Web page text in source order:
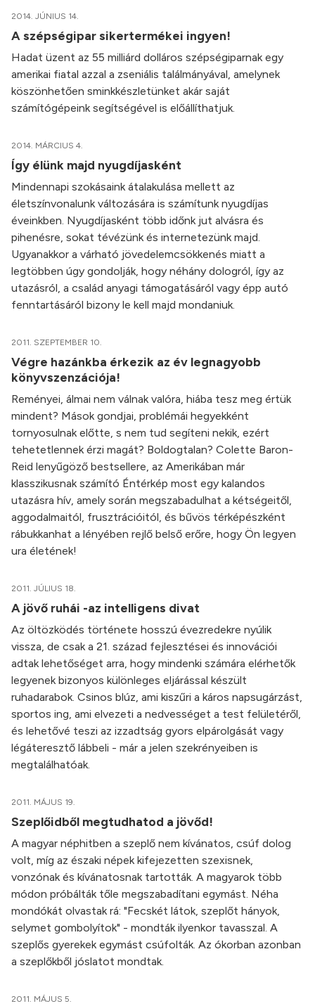
2014. JÚNIUS 14.
A szépségipar sikertermékei ingyen!
Hadat üzent az 55 milliárd dolláros szépségiparnak egy
amerikai fiatal azzal a zseniális találmányával, amelynek
köszönhetően sminkkészletünket akár saját
számítógépeink segítségével is előállíthatjuk.
2014. MÁRCIUS 4.
Így élünk majd nyugdíjasként
Mindennapi szokásaink átalakulása mellett az
életszínvonalunk változására is számítunk nyugdíjas
éveinkben. Nyugdíjasként több időnk jut alvásra és
pihenésre, sokat tévézünk és internetezünk majd.
Ugyanakkor a várható jövedelemcsökkenés miatt a
legtöbben úgy gondolják, hogy néhány dologról, így az
utazásról, a család anyagi támogatásáról vagy épp autó
fenntartásáról bizony le kell majd mondaniuk.
2011. SZEPTEMBER 10.
Végre hazánkba érkezik az év legnagyobb
könyvszenzációja!
Reményei, álmai nem válnak valóra, hiába tesz meg értük
mindent? Mások gondjai, problémái hegyekként
tornyosulnak előtte, s nem tud segíteni nekik, ezért
tehetetlennek érzi magát? Boldogtalan? Colette Baron-
Reid lenyűgöző bestsellere, az Amerikában már
klasszikusnak számító Éntérkép most egy kalandos
utazásra hív, amely során megszabadulhat a kétségeitől,
aggodalmaitól, frusztrációitól, és bűvös térképészként
rábukkanhat a lényében rejlő belső erőre, hogy Ön legyen
ura életének!
2011. JÚLIUS 18.
A jövő ruhái -az intelligens divat
Az öltözködés története hosszú évezredekre nyúlik
vissza, de csak a 21. század fejlesztései és innovációi
adtak lehetőséget arra, hogy mindenki számára elérhetők
legyenek bizonyos különleges eljárással készült
ruhadarabok. Csinos blúz, ami kiszűri a káros napsugárzást,
sportos ing, ami elvezeti a nedvességet a test felületéről,
és lehetővé teszi az izzadtság gyors elpárolgását vagy
légáteresztő lábbeli - már a jelen szekrényeiben is
megtalálhatóak.
2011. MÁJUS 19.
Szeplőidből megtudhatod a jövőd!
A magyar néphitben a szeplő nem kívánatos, csúf dolog
volt, míg az északi népek kifejezetten szexisnek,
vonzónak és kívánatosnak tartották. A magyarok több
módon próbálták tőle megszabadítani egymást. Néha
mondókát olvastak rá: "Fecskét látok, szeplőt hányok,
selymet gombolyítok" - mondták ilyenkor tavasszal. A
szeplős gyerekek egymást csúfolták. Az ókorban azonban
a szeplőkből jóslatot mondtak.
2011. MÁJUS 5.